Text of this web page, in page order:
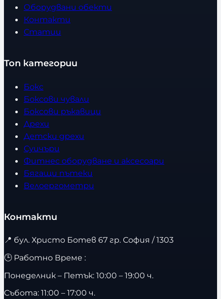
Оборудвани обекти
Контакти
Статии
Топ категории
Бокс
Боксови чували
Боксови ръкавици
Дрехи
Детски дрехи
Суичъри
Фитнес оборудване и аксесоари
Бягащи пътеки
Велоергометри
Контакти
📍 бул. Христо Ботев 67 гр. София / 1303
🕒 Работно Време :
Понеделник – Петък: 10:00 – 19:00 ч.
Събота: 11:00 – 17:00 ч.